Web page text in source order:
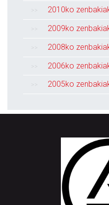
2010ko
2009ko
2008ko
2006ko
2005ko